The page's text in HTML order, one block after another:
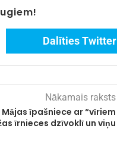
Dalīties Twitter
Nākamais raksts
īpašniece ar “vīriem
īrnieces dzīvoklī un viņu